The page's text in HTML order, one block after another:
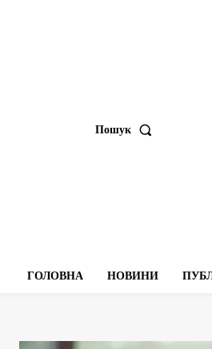
Пошук
ГОЛОВНА НОВИНИ